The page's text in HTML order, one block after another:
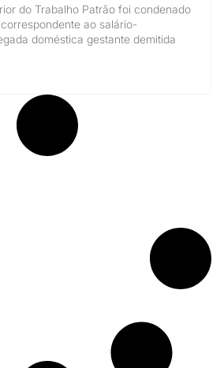
do Trabalho Patrão foi condenado
ao salário-
doméstica gestante demitida